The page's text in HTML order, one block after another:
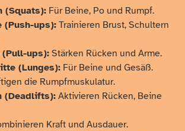
(Squats): Für Beine, Po und Rumpf.
(Push-ups):Trainieren Brust, Schultern
ups): Stärken Rücken und Arme.
(Lunges): Für Beine und Gesäß.
die Rumpfmuskulatur.
(Deadlifts): Aktivieren Rücken, Beine
Kraft und Ausdauer.